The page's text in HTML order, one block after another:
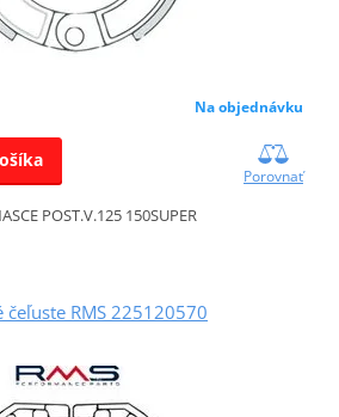
Na objednávku
Porovnať
POST.V.125 150SUPER
čeľuste RMS 225120570